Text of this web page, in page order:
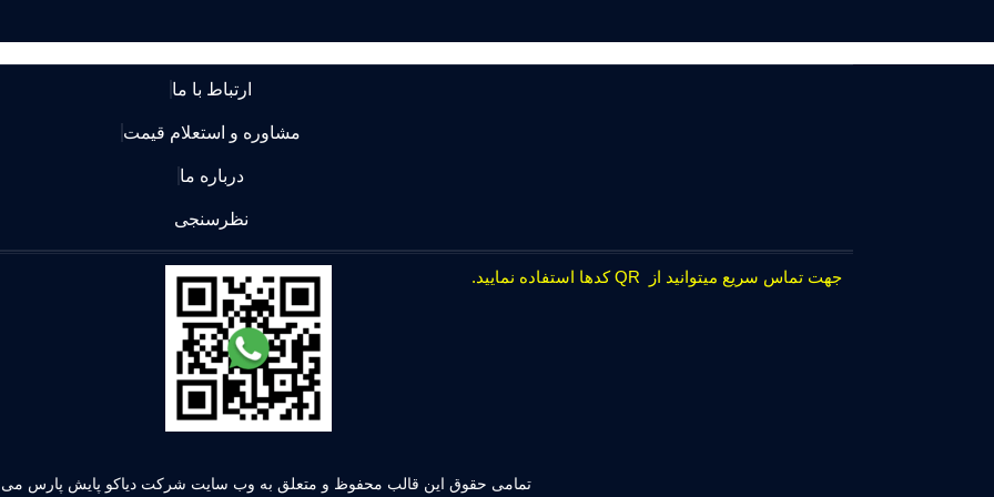
ارتباط با ما
مشاوره و استعلام قیمت
درباره ما
نظرسنجی
جهت تماس سریع میتوانید از QR کدها استفاده نمایید.
تمامی حقوق این قالب محفوظ و متعلق به وب سایت شرکت دیاکو پایش پارس می